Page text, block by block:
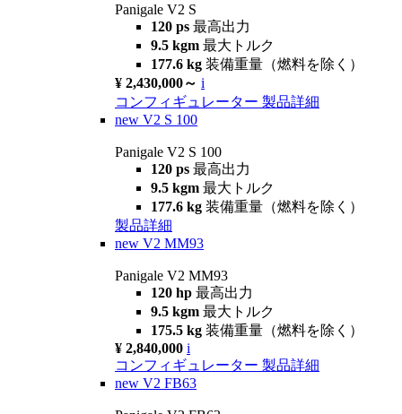
Panigale V2 S
120 ps 最高出力
9.5 kgm 最大トルク
177.6 kg 装備重量（燃料を除く）
¥ 2,430,000～ i
コンフィギュレーター 製品詳細
new V2 S 100
Panigale V2 S 100
120 ps 最高出力
9.5 kgm 最大トルク
177.6 kg 装備重量（燃料を除く）
製品詳細
new V2 MM93
Panigale V2 MM93
120 hp 最高出力
9.5 kgm 最大トルク
175.5 kg 装備重量（燃料を除く）
¥ 2,840,000 i
コンフィギュレーター 製品詳細
new V2 FB63